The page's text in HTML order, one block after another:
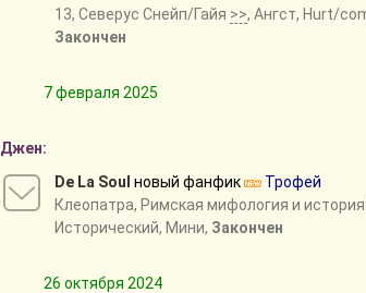
13, Северус Снейп/Гайя >>, Ангст, Hurt/
Закончен
7 февраля 2025
Джен:
De La Soul новый фанфик
Трофей
Клеопатра, Римская мифология и история
Исторический, Мини, Закончен
26 октября 2024